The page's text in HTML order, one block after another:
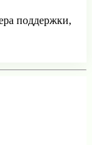
поддержки,